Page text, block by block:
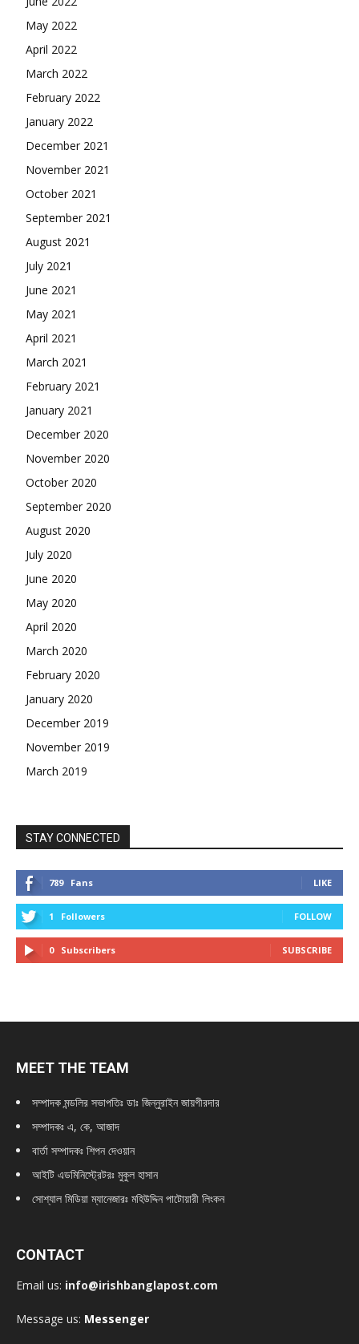
May 2022
April 2022
March 2022
February 2022
January 2022
December 2021
November 2021
October 2021
September 2021
August 2021
July 2021
June 2021
May 2021
April 2021
March 2021
February 2021
January 2021
December 2020
November 2020
October 2020
September 2020
August 2020
July 2020
June 2020
May 2020
April 2020
March 2020
February 2020
January 2020
December 2019
November 2019
March 2019
STAY CONNECTED
789 Fans LIKE
1 Followers FOLLOW
0 Subscribers SUBSCRIBE
MEET THE TEAM
সম্পাদক মন্ডলির সভাপতিঃ ডাঃ জিন্নুরাইন জায়গীরদার
সম্পাদকঃ এ, কে, আজাদ
বার্তা সম্পাদকঃ শিপন দেওয়ান
আইটি এডমিনিস্ট্রেটরঃ মুকুল হাসান
সোশ্যাল মিডিয়া ম্যানেজারঃ মহিউদ্দিন পাটোয়ারী লিংকন
CONTACT
Email us: info@irishbanglapost.com
Message us: Messenger